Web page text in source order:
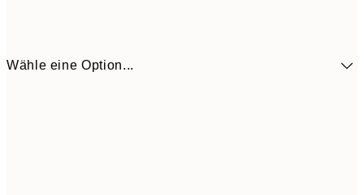
Wähle eine Option...